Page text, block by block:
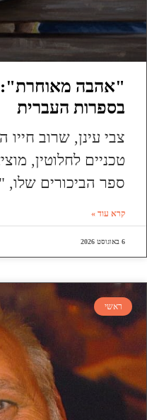
"אהבה מאוחרת":
בספרות העברית
צבי עינן, שרוב
טכניים לחלוטין,
ספר הביכורים
קרא עוד »
6 באוגוסט 2026
ראשי